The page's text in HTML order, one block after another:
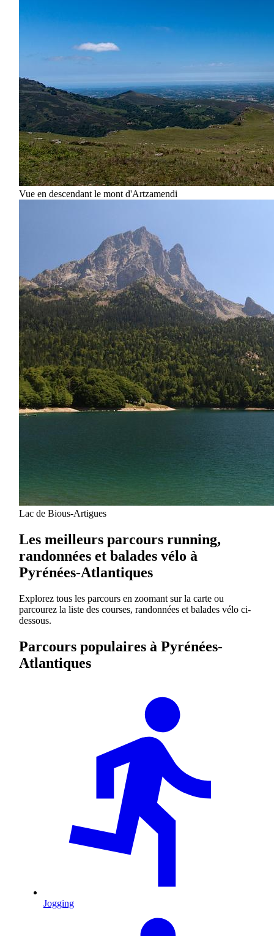
Vue en descendant le mont d'Artzamendi
Lac de Bious-Artigues
Les meilleurs parcours running,
randonnées et balades vélo à
Pyrénées-Atlantiques
Explorez tous les parcours en zoomant sur la carte ou
parcourez la liste des courses, randonnées et balades vélo ci-
dessous.
Parcours populaires à Pyrénées-
Atlantiques
Jogging